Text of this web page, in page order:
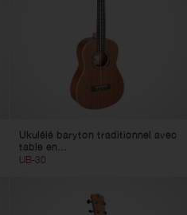
Ukulélé baryton traditionnel avec
table en...
UB-30